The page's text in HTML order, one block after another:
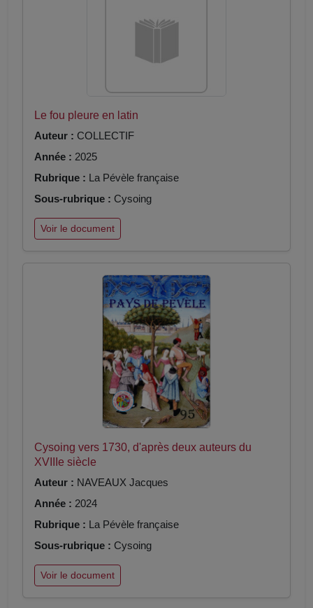
Le fou pleure en latin
Auteur : COLLECTIF
Année : 2025
Rubrique : La Pévèle française
Sous-rubrique : Cysoing
Voir le document
Cysoing vers 1730, d'après deux auteurs du
XVIIIe siècle
Auteur : NAVEAUX Jacques
Année : 2024
Rubrique : La Pévèle française
Sous-rubrique : Cysoing
Voir le document